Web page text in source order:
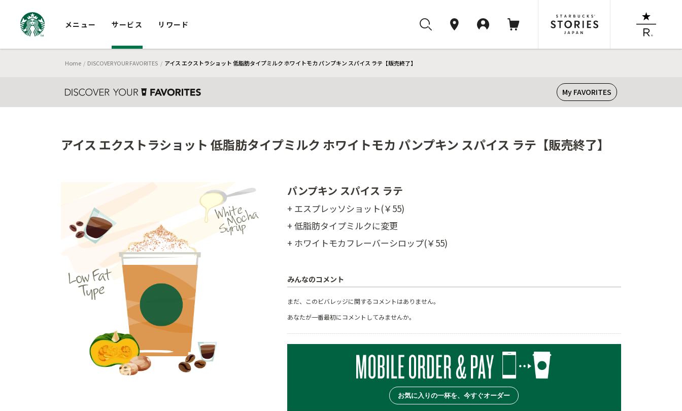
メニュー サービス リワード
Home DISCOVER YOUR FAVORITES アイス エクストラショット 低脂肪タイプミルク ホワイトモカ パンプキン スパイス ラテ【販売終了】
My FAVORITES
アイス エクストラショット 低脂肪タイプミルク ホワイトモカ パンプキン スパイス ラテ【販売終了】
パンプキン スパイス ラテ
+ エスプレッソショット(￥55)
+ 低脂肪タイプミルクに変更
+ ホワイトモカフレーバーシロップ(￥55)
みんなのコメント
まだ、このビバレッジに関するコメントはありません。
あなたが一番最初にコメントしてみませんか。
お気に入りの一杯を、今すぐオーダー